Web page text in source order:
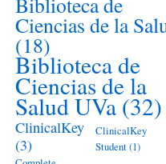
Ciencias de la
(18)
Biblioteca de
Ciencias de la
Salud UVa (32)
ClinicalKey
(3)
ClinicalKey
Student(1)